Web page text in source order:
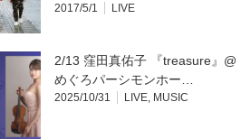
2017/5/1 LIVE
2/13 窪田真佑子 『treasure』@
めぐろパーシモンホー…
2025/10/31 LIVE, MUSIC